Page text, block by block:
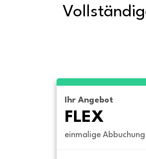
Ihr Angebot
FLEX
einmalige Abbuchung